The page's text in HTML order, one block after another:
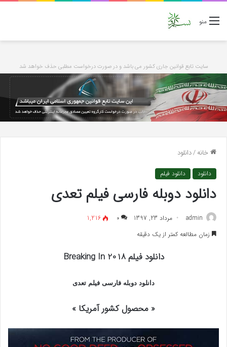
منو
سایت تابع قوانین جاری کشور می باشد و در صورت درخواست مطلبی حذف خواهد شد
خانه/دانلود
دانلود دانلود فیلم
دانلود دوبله فارسی فیلم تعدی
admin مرداد 23, 1397 ۰
1,216
زمان مطالعه کمتر از یک دقیقه
دانلود فیلم Breaking In 2018
دانلود دوبله فارسی فیلم تعدی
« محصول کشور آمریکا »